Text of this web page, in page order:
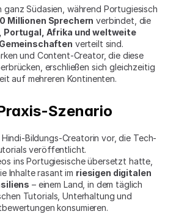
Südasien, während Portugiesisch
Millionen Sprechern verbindet, die
Portugal, Afrika und weltweite
verteilt sind.
und Content-Creator, die diese
erschließen sich gleichzeitig
auf mehreren Kontinenten.
Szenario
Hindi-Bildungs-Creatorin vor, die Tech-
veröffentlicht.
ins Portugiesische übersetzt hatte,
Inhalte rasant im riesigen digitalen
– einem Land, in dem täglich
Tutorials, Unterhaltung und
konsumieren.